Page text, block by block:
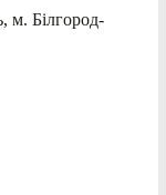
м. Білгород-